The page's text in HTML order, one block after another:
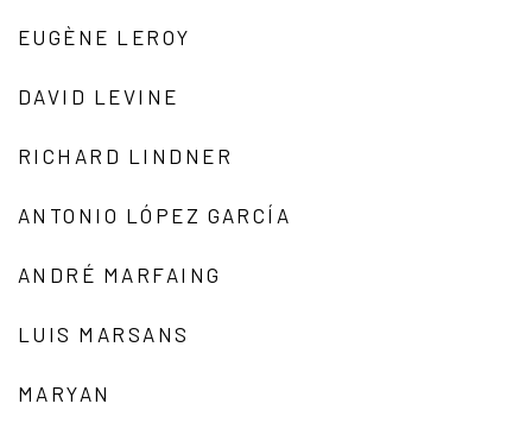
EUGÈNE LEROY
DAVID LEVINE
RICHARD LINDNER
ANTONIO LÓPEZ GARCÍA
ANDRÉ MARFAING
LUIS MARSANS
MARYAN